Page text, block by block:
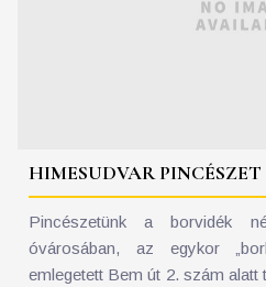
HIMESUDVAR PINCÉSZET
Pincészetünk a borvidék
óvárosában, az egykor
emlegetett Bem út 2. szám alatt